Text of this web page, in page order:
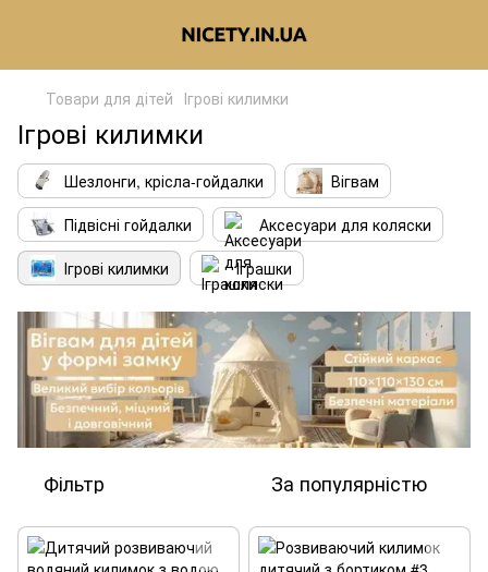
Товари для дітей Ігрові килимки
Ігрові килимки
Шезлонги, крісла-гойдалки
Вігвам
Підвісні гойдалки
Аксесуари для коляски
Ігрові килимки
Іграшки
Фільтр За популярністю